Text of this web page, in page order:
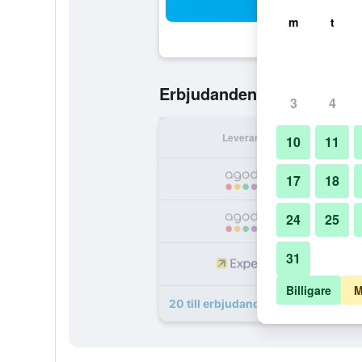
Erbjudanden från302 kr
Leverantör
20 till erbjudanden för Lanta Klong
m t
3 4
10 11
17 18
24 25
31
Billigare